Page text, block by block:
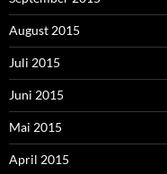
August 2015
Juli 2015
Juni 2015
Mai 2015
April 2015